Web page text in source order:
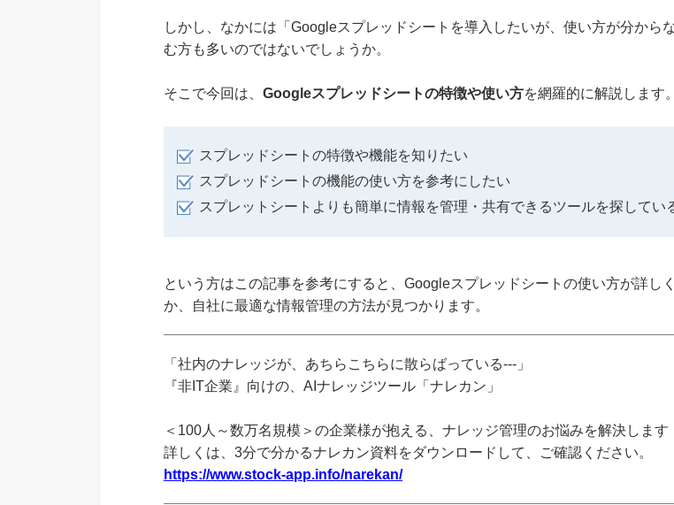
しかし、なかには「Googleスプレッドシートを導入したいが、使い方が分から
む方も多いのではないでしょうか。
そこで今回は、 Googleスプレッドシートの特徴や使い方を網羅的に解説します。
スプレッドシートの特徴や機能を知りたい
スプレッドシートの機能の使い方を参考にしたい
スプレットシートよりも簡単に情報を管理・共有できるツールを探してい
という方はこの記事を参考にすると、Googleスプレッドシートの使い方が詳し
か、自社に最適な情報管理の方法が見つかります。
「社内のナレッジが、あちらこちらに散らばっている---」
『非IT企業』向けの、AIナレッジツール「ナレカン」
＜100人～数万名規模＞の企業様が抱える、ナレッジ管理のお悩みを解決します
詳しくは、3分で分かるナレカン資料をダウンロードして、ご確認ください。
https://www.stock-app.info/narekan/